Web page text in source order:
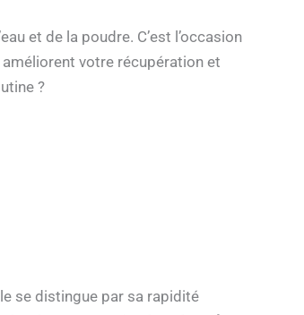
et de la poudre. C’est l’occasion
votre récupération et
?
se distingue par sa rapidité